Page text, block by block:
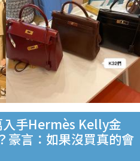
入手Hermès Kelly金
豪言：如果沒買真的會